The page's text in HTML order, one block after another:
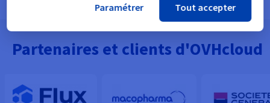
Partenaires et clients d'OVHcloud
Paramétrer Tout accepter